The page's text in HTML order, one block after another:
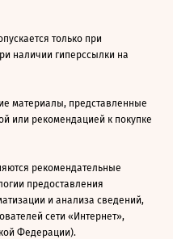
только при
наличии гиперссылки на
материалы, представленные
или рекомендацией к покупке
рекомендательные
предоставления
и анализа сведений,
сети «Интернет»,
Федерации).